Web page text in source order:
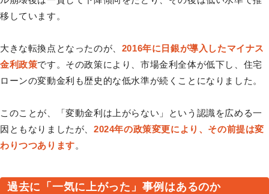
移しています。
大きな転換点となったのが、 2016年に日銀が導入したマイナス
金利政策です。その政策により、市場金利全体が低下し、住宅
ローンの変動金利も歴史的な低水準が続くことになりました。
このことが、「変動金利は上がらない」という認識を広める一
因ともなりましたが、 2024年の政策変更により、その前提は変
わりつつあります。
過去に「一気に上がった」事例はあるのか